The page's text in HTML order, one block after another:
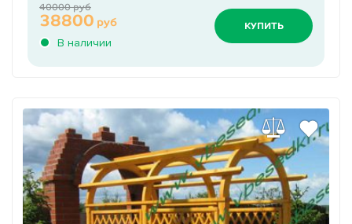
В наличии
38800 руб
40000 руб
КУПИТЬ